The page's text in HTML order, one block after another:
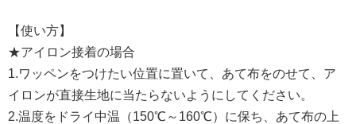
【使い方】
★アイロン接着の場合
1.ワッペンをつけたい位置に置いて、あて布をのせて、ア
イロンが直接生地に当たらないようにしてください。
2.温度をドライ中温（150℃～160℃）に保ち、あて布の上